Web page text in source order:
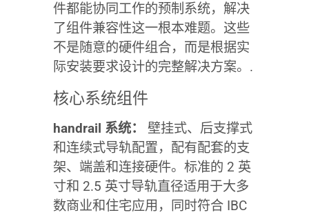
件都能协同工作的预制系统，解决
了组件兼容性这一根本难题。这些
不是随意的硬件组合，而是根据实
际安装要求设计的完整解决方案。.
核心系统组件
handrail 系统：
壁挂式、后支撑式
和连续式导轨配置，配有配套的支
架、端盖和连接硬件。标准的 2 英
寸和 2.5 英寸导轨直径适用于大多
数商业和住宅应用，同时符合 IBC